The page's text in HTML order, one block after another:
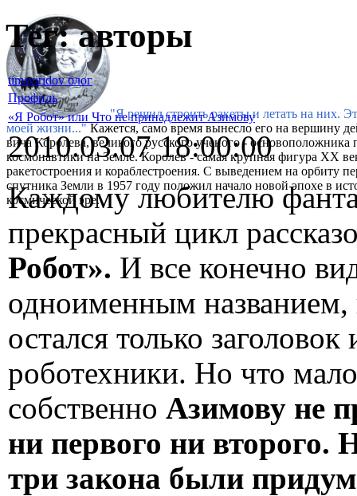
"Я решил строить ракеты и летать на них.
моей жизни..." Кажется, само время вынесло его на вершину
вича Королева, великого русского ученого - основоположника
космонавтики на Земле. Королев - самая крупная фигура XX
ракетостроения и кораблестроения. С выведением на орбиту
спутника Земли в 1957 году положил начало новой эпохе в
космической эре.
Тег: авторы
timsviridov блог
Профиль
«Я Робот» или Что не принадлежит Азимову
2010.03.07 18:00:00
Каждому любителю
прекрасный цикл
Робот». И все конечно
одноименным названием,
остался только заголовок
роботехники. Но что
собственно Азимову не
ни первого ни второго.
три закона были